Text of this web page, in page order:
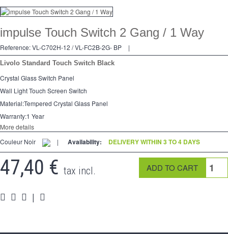
Dimmer
2 Ways
Accessories
Pièces
Media
Reseller program - LIVOLO France Official Website
impulse Touch Switch 2 Gang / 1 Way
Reference:VL-C702H-12 / VL-FC2B-2G- BP |
Livolo Standard Touch Switch Black
Crystal Glass Switch Panel
Wall Light Touch Screen Switch
Material:Tempered Crystal Glass Panel
Warranty:1 Year
More details
Couleur Noir
| Availability: DELIVERY WITHIN 3 TO 4 DAYS
47,40 € tax incl.
|